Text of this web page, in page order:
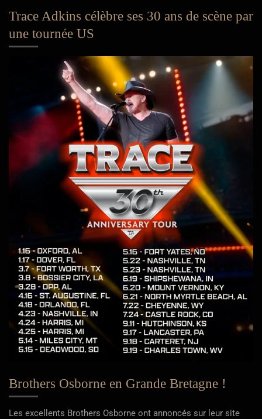
Trace Adkins célèbre ses 30 ans de scène par
une tournée US
Brothers Osborne en Grande Bretagne !
Les excellents Brothers Osborne ont annoncés sur leur site